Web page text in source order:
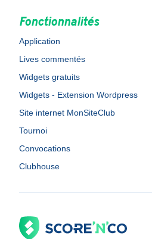
Fonctionnalités
Application
Lives commentés
Widgets gratuits
Widgets - Extension Wordpress
Site internet MonSiteClub
Tournoi
Convocations
Clubhouse